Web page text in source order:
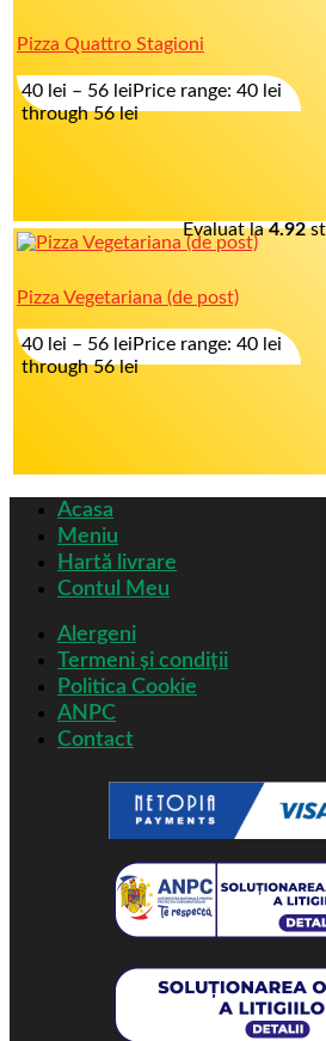
Pizza Quattro Stagioni
40 lei – 56 lei Price range: 40 lei
through 56 lei
Pizza Vegetariana (de post)
Evaluat la4.92
40 lei – 56 lei Price range: 40 lei
through 56 lei
Acasa
Meniu
Hartă livrare
Contul Meu
Alergeni
Termeni și condiții
Politica Cookie
ANPC
Contact